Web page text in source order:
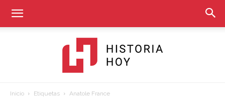
Inicio Etiquetas Anatole France